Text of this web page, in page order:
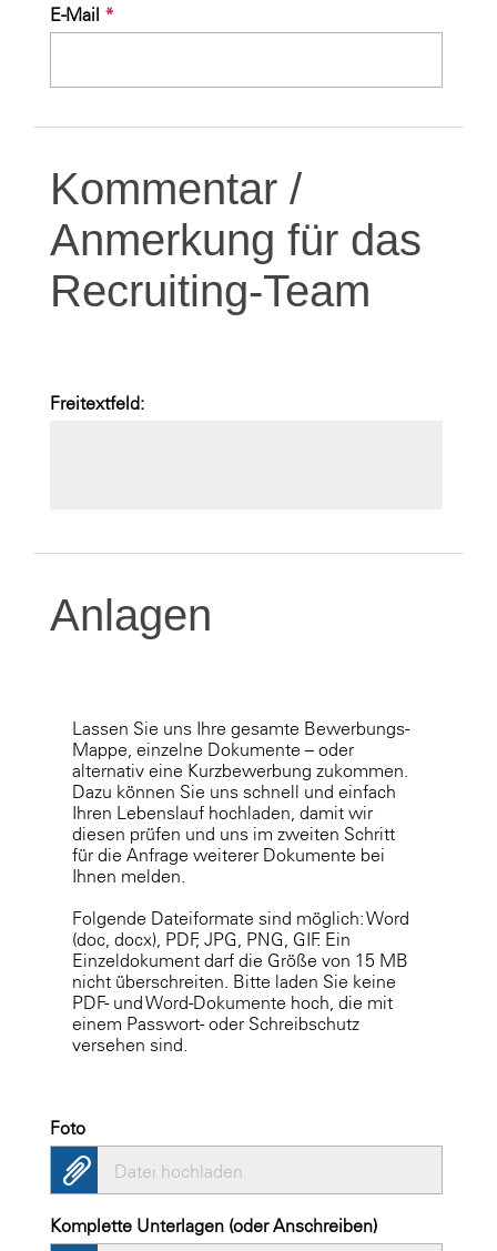
E-Mail *
Kommentar /
Anmerkung für das
Recruiting-Team
Freitextfeld:
Anlagen
Lassen Sie uns Ihre gesamte Bewerbungs-
Mappe, einzelne Dokumente – oder
alternativ eine Kurzbewerbung zukommen.
Dazu können Sie uns schnell und einfach
Ihren Lebenslauf hochladen, damit wir
diesen prüfen und uns im zweiten Schritt
für die Anfrage weiterer Dokumente bei
Ihnen melden.
Folgende Dateiformate sind möglich: Word
(doc, docx), PDF, JPG, PNG, GIF. Ein
Einzeldokument darf die Größe von 15 MB
nicht überschreiten. Bitte laden Sie keine
PDF- und Word-Dokumente hoch, die mit
einem Passwort- oder Schreibschutz
versehen sind.
Foto
Datei hochladen
Komplette Unterlagen (oder Anschreiben)